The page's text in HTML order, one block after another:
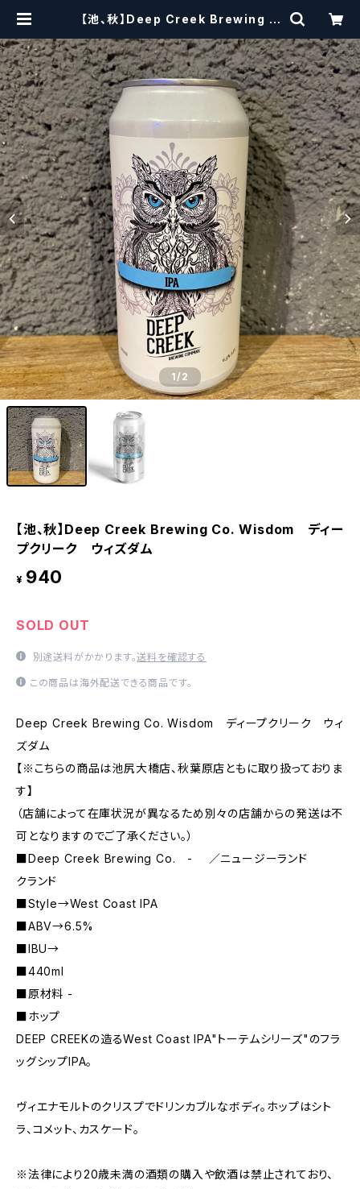
【池、秋】Deep Creek Brewing C
ィズダム | craftbeerscissors
1/2
【池、秋】Deep Creek Brewing Co. Wisdom ディー
プクリーク ウィズダム
¥ 940
SOLD OUT
別途送料がかかります。送料を確認する
この商品は海外配送できる商品です。
Deep Creek Brewing Co. Wisdom ディープクリーク ウィ
ズダム
【※こちらの商品は池尻大橋店、秋葉原店ともに取り扱っておりま
す】
（店舗によって在庫状況が異なるため別々の店舗からの発送は不
可となりますのでご了承ください。）
■Deep Creek Brewing Co. - ／ニュージーランド
クランド
■Style→West Coast IPA
■ABV→6.5%
■IBU→
■440ml
■原材料 -
■ホップ
DEEP CREEKの造るWest Coast IPA"トーテムシリーズ"のフラ
ッグシップIPA。
ヴィエナモルトのクリスプでドリンカブルなボディ。ホップはシト
ラ、コメット、カスケード。
※法律により20歳未満の酒類の購入や飲酒は禁止されており、